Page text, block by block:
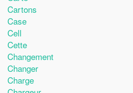
Cartons
Case
Cell
Cette
Changement
Changer
Charge